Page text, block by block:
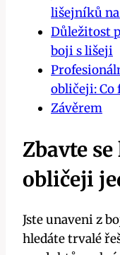
lišejníků
Důležitost​
boji s lišeji
obličeji: Co
Závěrem
Zbavte
obličeji
Jste ⁣unaveni z
hledáte trvalé